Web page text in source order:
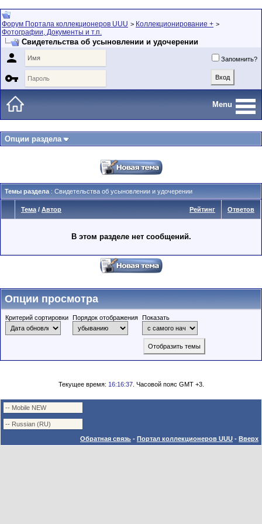
Форум Портала коллекционеров UUU > Коллекционирование + >
Фотографии, Документы и т.п.
Свидетельства об усыновлении и удочерении
 Запомнить?

Menu
Опции раздела
Темы раздела : Свидетельства об усыновлении и удочерении
Рейтинг
Тема / Автор Ответов
В этом разделе нет сообщений.
Опции просмотра
Критерий сортировки Порядок отображения Показать
Текущее время: 16:16:37. Часовой пояс GMT +3.
Обратная связь - Портал коллекционеров UUU - Вверх